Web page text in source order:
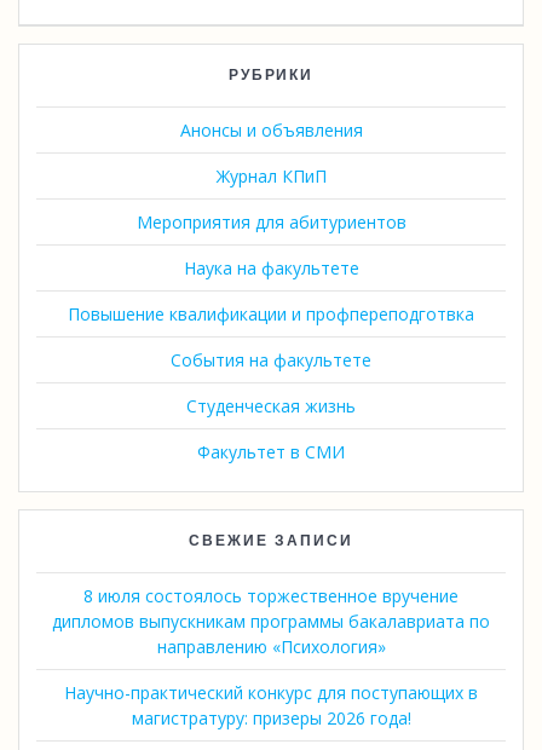
РУБРИКИ
Анонсы и объявления
Журнал КПиП
Мероприятия для абитуриентов
Наука на факультете
Повышение квалификации и профпереподготвка
События на факультете
Студенческая жизнь
Факультет в СМИ
СВЕЖИЕ ЗАПИСИ
8 июля состоялось торжественное вручение
дипломов выпускникам программы бакалавриата по
направлению «Психология»
Научно-практический конкурс для поступающих в
магистратуру: призеры 2026 года!